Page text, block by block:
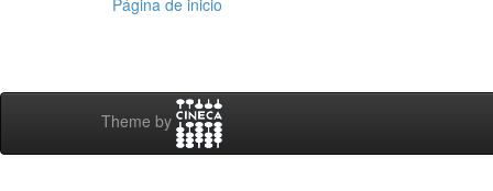
Página de inicio
Theme by